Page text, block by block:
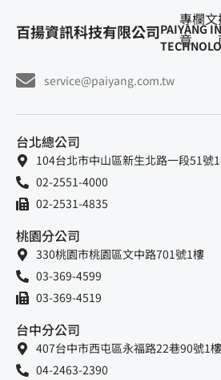
百揚資訊科技有限公司PAIYANG
專欄文
章
service@paiyang.com.tw
台北總公司
104台北市中山區新生北路一段51號
02-2551-4000
02-2531-4835
桃園分公司
330桃園市桃園區文中路701號1樓
03-369-4599
03-369-4519
台中分公司
407台中市西屯區永福路22巷90號1樓
04-2463-2390